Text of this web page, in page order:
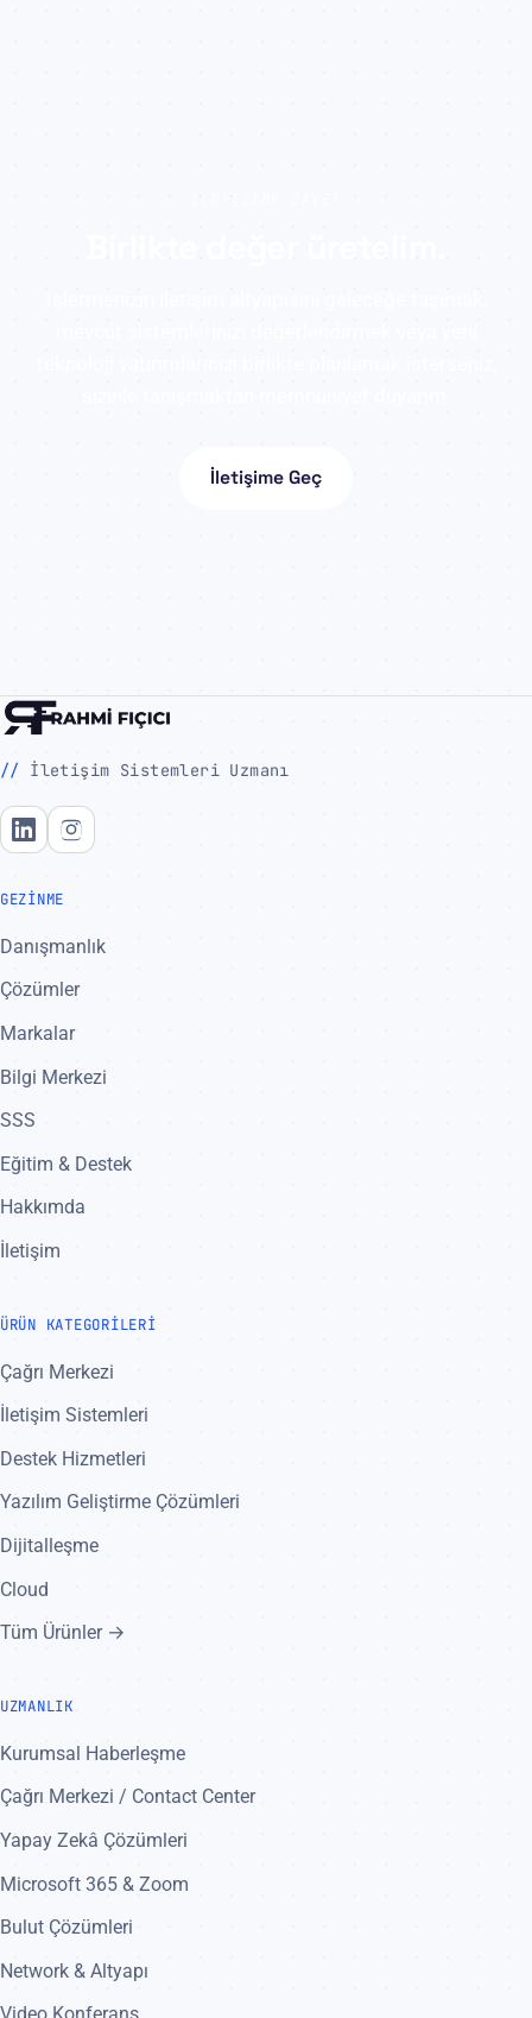
İletişime Geç
İletişim Sistemleri Uzmanı
LinkedInInstagram
GEZINME
Danışmanlık
Çözümler
Markalar
Bilgi Merkezi
SSS
Eğitim & Destek
Hakkımda
İletişim
ÜRÜN KATEGORILERI
Çağrı Merkezi
İletişim Sistemleri
Destek Hizmetleri
Yazılım Geliştirme Çözümleri
Dijitalleşme
Cloud
Tüm Ürünler →
UZMANLIK
Kurumsal Haberleşme
Çağrı Merkezi / Contact Center
Yapay Zekâ Çözümleri
Microsoft 365 & Zoom
Bulut Çözümleri
Network & Altyapı